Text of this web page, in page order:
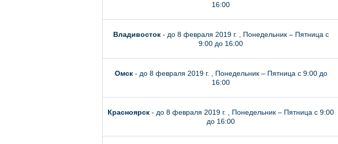
16:00
Владивосток- до 8 февраля 2019 г. , Понедельник – Пятница с
9:00 до 16:00
Омск- до 8 февраля 2019 г. , Понедельник – Пятница с 9:00 до
16:00
Красноярск - до 8 февраля 2019 г. , Понедельник – Пятница с 9:00
до 16:00